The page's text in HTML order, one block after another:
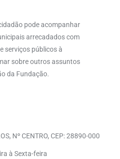
pode acompanhar
arrecadados com
serviços públicos à
sobre outros assuntos
da Fundação.
Nº CENTRO, CEP: 28890-000
à Sexta-feira